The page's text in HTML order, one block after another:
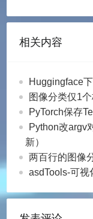
相关内容
Huggingface
图像分类仅1
PyTorch保存
Python改argv
新）
两百行的图像
asdTools-可视